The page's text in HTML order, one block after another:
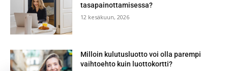
tasapainottamisessa?
12 kesäkuun, 2026
Milloin kulutusluotto voi olla parempi
vaihtoehto kuin luottokortti?